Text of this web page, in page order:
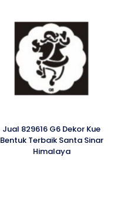
Jual 829616 G6 Dekor Kue
Bentuk Terbaik Santa Sinar
Himalaya